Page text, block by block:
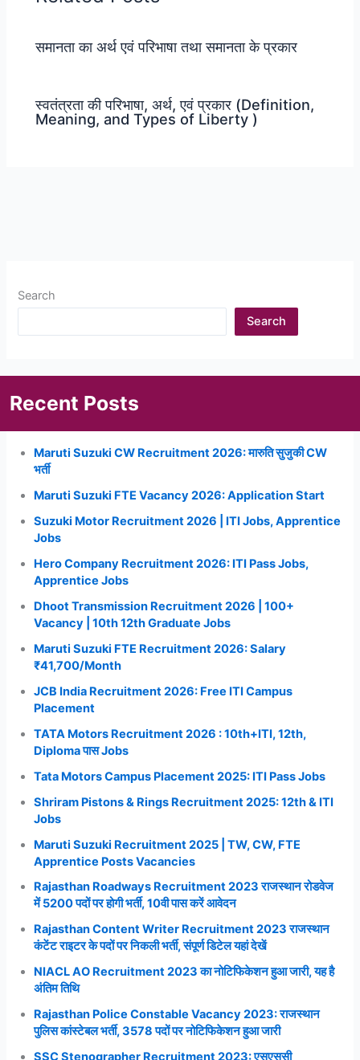
समानता का अर्थ एवं परिभाषा तथा समानता के प्रकार
स्वतंत्रता की परिभाषा, अर्थ, एवं प्रकार (Definition,
Meaning, and Types of Liberty )
Search
Search
Recent Posts
Maruti Suzuki CW Recruitment 2026: मारुति सुजुकी CW
भर्ती
Maruti Suzuki FTE Vacancy 2026: Application Start
Suzuki Motor Recruitment 2026 | ITI Jobs, Apprentice
Jobs
Hero Company Recruitment 2026: ITI Pass Jobs,
Apprentice Jobs
Dhoot Transmission Recruitment 2026 | 100+
Vacancy | 10th 12th Graduate Jobs
Maruti Suzuki FTE Recruitment 2026: Salary
₹41,700/Month
JCB India Recruitment 2026: Free ITI Campus
Placement
TATA Motors Recruitment 2026 : 10th+ITI, 12th,
Diploma पास Jobs
Tata Motors Campus Placement 2025: ITI Pass Jobs
Shriram Pistons & Rings Recruitment 2025: 12th & ITI
Jobs
Maruti Suzuki Recruitment 2025 | TW, CW, FTE
Apprentice Posts Vacancies
Rajasthan Roadways Recruitment 2023 राजस्थान रोडवेज
में 5200 पदों पर होगी भर्ती, 10वी पास करें आवेदन
Rajasthan Content Writer Recruitment 2023 राजस्थान
कंटेंट राइटर के पदों पर निकली भर्ती, संपूर्ण डिटेल यहां देखें
NIACL AO Recruitment 2023 का नोटिफिकेशन हुआ जारी, यह है
अंतिम तिथि
Rajasthan Police Constable Vacancy 2023: राजस्थान
पुलिस कांस्टेबल भर्ती, 3578 पदों पर नोटिफिकेशन हुआ जारी
SSC Stenographer Recruitment 2023: एसएससी